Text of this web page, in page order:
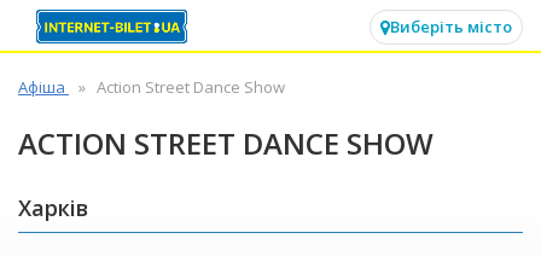
Виберіть місто
Афіша Action Street Dance Show
ACTION STREET DANCE SHOW
Харків